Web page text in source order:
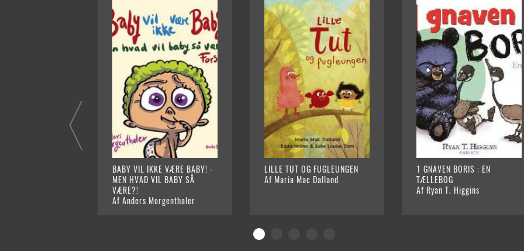
BABY VIL IKKE VÆRE BABY! -
MEN HVAD VIL BABY SÅ
VÆRE?!
Af Anders Morgenthaler
LILLE TUT OG FUGLEUNGEN
Af Maria Mac Dalland
1 GNAVEN BORIS : EN
TÆLLEBOG
Af Ryan T. Higgins